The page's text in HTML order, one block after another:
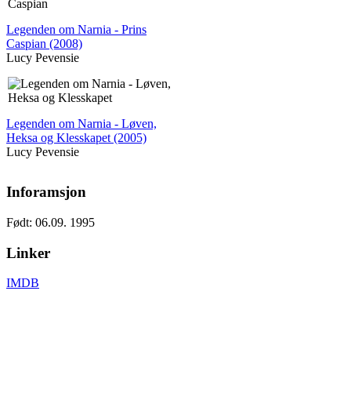
Legenden om Narnia - Prins
Caspian (2008)
Lucy Pevensie
Legenden om Narnia - Løven,
Heksa og Klesskapet (2005)
Lucy Pevensie
Inforamsjon
Født: 06.09. 1995
Linker
IMDB